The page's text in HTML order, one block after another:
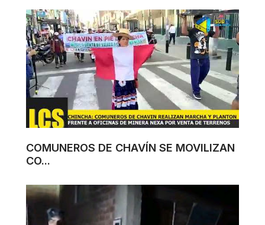
COMUNEROS DE CHAVÍN SE MOVILIZAN
CO...